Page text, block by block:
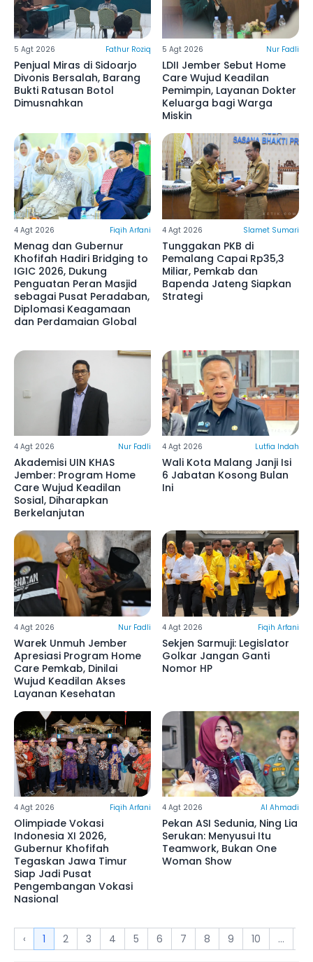
5 Agt 2026 Fathur Roziq
Penjual Miras di Sidoarjo
Divonis Bersalah, Barang
Bukti Ratusan Botol
Dimusnahkan
5 Agt 2026 Nur Fadli
LDII Jember Sebut Home
Care Wujud Keadilan
Pemimpin, Layanan Dokter
Keluarga bagi Warga
Miskin
4 Agt 2026 Fiqih Arfani
Menag dan Gubernur
Khofifah Hadiri Bridging to
IGIC 2026, Dukung
Penguatan Peran Masjid
sebagai Pusat Peradaban,
Diplomasi Keagamaan
dan Perdamaian Global
4 Agt 2026 Slamet Sumari
Tunggakan PKB di
Pemalang Capai Rp35,3
Miliar, Pemkab dan
Bapenda Jateng Siapkan
Strategi
4 Agt 2026 Nur Fadli
Akademisi UIN KHAS
Jember: Program Home
Care Wujud Keadilan
Sosial, Diharapkan
Berkelanjutan
4 Agt 2026 Lutfia Indah
Wali Kota Malang Janji Isi
6 Jabatan Kosong Bulan
Ini
4 Agt 2026 Nur Fadli
Warek Unmuh Jember
Apresiasi Program Home
Care Pemkab, Dinilai
Wujud Keadilan Akses
Layanan Kesehatan
4 Agt 2026 Fiqih Arfani
Sekjen Sarmuji: Legislator
Golkar Jangan Ganti
Nomor HP
4 Agt 2026 Fiqih Arfani
Olimpiade Vokasi
Indonesia XI 2026,
Gubernur Khofifah
Tegaskan Jawa Timur
Siap Jadi Pusat
Pengembangan Vokasi
Nasional
4 Agt 2026 Al Ahmadi
Pekan ASI Sedunia, Ning Lia
Serukan: Menyusui Itu
Teamwork, Bukan One
Woman Show
‹ 1 2 3 4 5 6 7 8 9 10 ...